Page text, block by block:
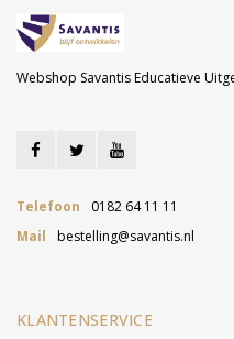
Webshop Savantis Educatieve
Telefoon
0182 64 11 11
Mail
bestelling@savantis.nl
KLANTENSERVICE